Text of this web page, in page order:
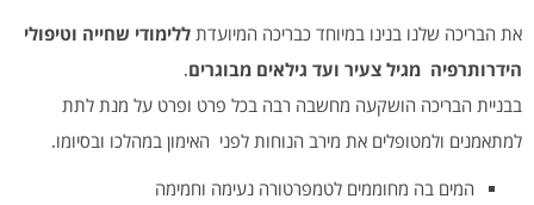
את הבריכה שלנו בנינו במיוחד כבריכה המיועדת ללימודי שחייה וטיפולי
הידרותרפיה מגיל צעיר ועד גילאים מבוגרים.
בבניית הבריכה הושקעה מחשבה רבה בכל פרט ופרט על מנת לתת
למתאמנים ולמטופלים את מירב הנוחות לפני האימון במהלכו ובסיומו.
המים בה מחוממים לטמפרטורה נעימה וחמימה